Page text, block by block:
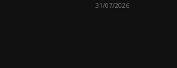
31/07/2026